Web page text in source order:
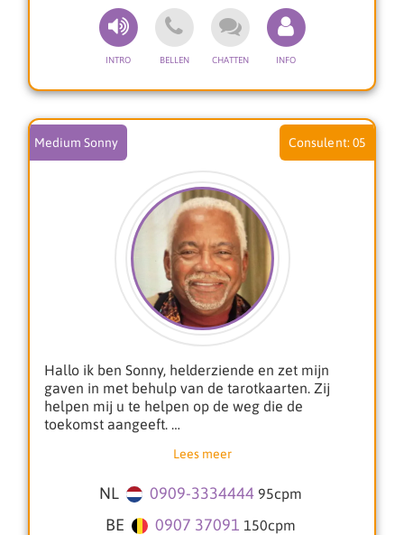
**Glenn is gespecialiseerd in:**
* Toekomst gerichte vragen
* Levensloop
* Relatie Problemen
* Liefde
* Zwarte magie weghalen
* Kaartlegging, (alle soorten)
* Fotoreading, Helderziend
Graag help ik je verder tijdens een consult.
Hallo ik ben Sonny, helderziende en zet mijn
gaven in met behulp van de tarotkaarten. Zij
helpen mij u te helpen op de weg die de
toekomst aangeeft.
Ook helpen zij ons met het verleden en de
helpen om de antwoorden te vinden waar u zo
Lees meer
NL 0909-3334444 95cpm
BE 0907 37091 150cpm
Medium Sonny 05